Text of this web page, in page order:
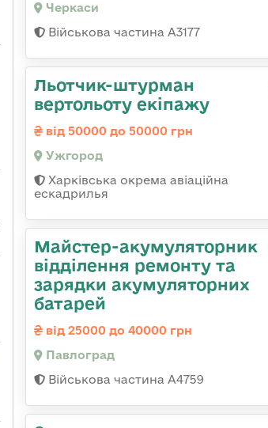
Черкаси
Військова частина А3177
Льотчик-штурман
вертольоту екіпажу
від 50000 до 50000 грн
Ужгород
Харківська окрема авіаційна
ескадрилья
Майстер-акумуляторник
відділення ремонту та
зарядки акумуляторних
батарей
від 25000 до 40000 грн
Павлоград
Військова частина А4759